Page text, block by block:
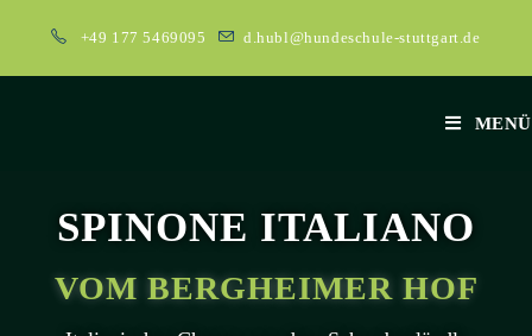
+49 177 5469095 d.hubl@hundeschule-stuttgart.de
MENÜ
SPINONE ITALIANO
VOM BERGHEIMER HOF